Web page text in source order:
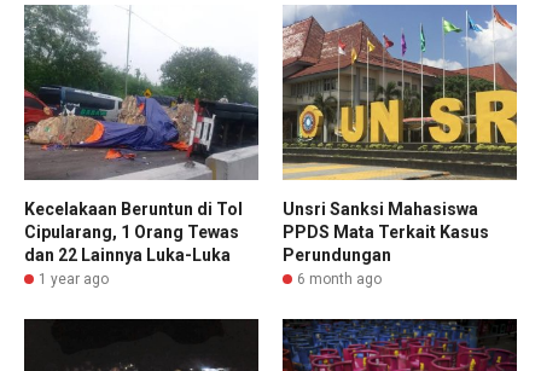
Kecelakaan Beruntun di Tol
Cipularang, 1 Orang Tewas
dan 22 Lainnya Luka-Luka
1 year ago
Unsri Sanksi Mahasiswa
PPDS Mata Terkait Kasus
Perundungan
6 month ago